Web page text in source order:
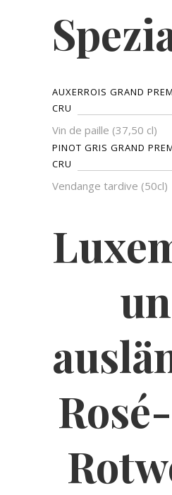
AUXERROIS GRAND
CRU
Vin de paille (37,50 cl)
PINOT GRIS GRAND
CRU
Vendange tardive (50cl)